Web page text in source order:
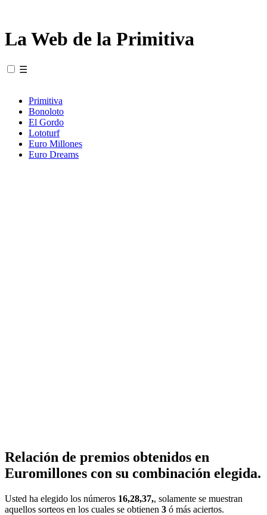
La Web de la Primitiva
☰
Primitiva
Bonoloto
El Gordo
Lototurf
Euro Millones
Euro Dreams
Relación de premios obtenidos en
Euromillones con su combinación elegida.
Usted ha elegido los números 16,28,37,, solamente se muestran
aquellos sorteos en los cuales se obtienen 3 ó más aciertos.